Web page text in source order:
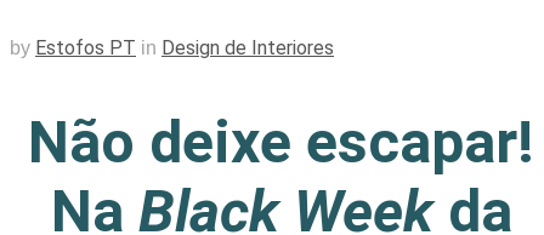
by Estofos PT in Design de Interiores
Não deixe escapar!
Na Black Weekda